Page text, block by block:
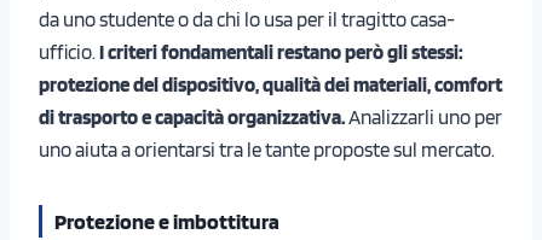
da uno studente o da chi lo usa per il tragitto casa-
ufficio. I criteri fondamentali restano però gli stessi:
protezione del dispositivo, qualità dei materiali, comfort
di trasporto e capacità organizzativa.Analizzarli uno per
uno aiuta a orientarsi tra le tante proposte sul mercato.
Protezione e imbottitura